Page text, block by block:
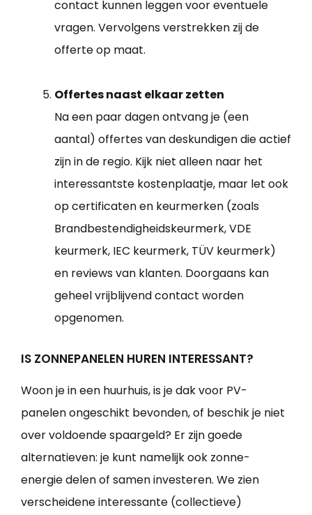
contact kunnen leggen voor eventuele
vragen. Vervolgens verstrekken zij de
offerte op maat.
Offertes naast elkaar zetten
Na een paar dagen ontvang je (een
aantal) offertes van deskundigen die actief
zijn in de regio. Kijk niet alleen naar het
interessantste kostenplaatje, maar let ook
op certificaten en keurmerken (zoals
Brandbestendigheidskeurmerk, VDE
keurmerk, IEC keurmerk, TÜV keurmerk)
en reviews van klanten. Doorgaans kan
geheel vrijblijvend contact worden
opgenomen.
IS ZONNEPANELEN HUREN INTERESSANT?
Woon je in een huurhuis, is je dak voor PV-
panelen ongeschikt bevonden, of beschik je niet
over voldoende spaargeld? Er zijn goede
alternatieven: je kunt namelijk ook zonne-
energie delen of samen investeren. We zien
verscheidene interessante (collectieve)